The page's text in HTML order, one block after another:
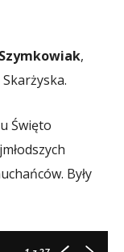
,
Święto
Były